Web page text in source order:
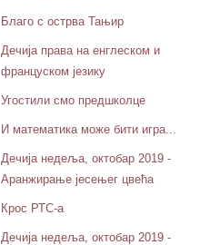
Благо с острва Тањир
Дечија права на енглеском и
француском језику
Угостили смо предшколце
И математика може бити игра...
Дечија недеља, октобар 2019 -
Аранжирање јесењег цвећа
Крос РТС-а
Дечија недеља, октобар 2019 -